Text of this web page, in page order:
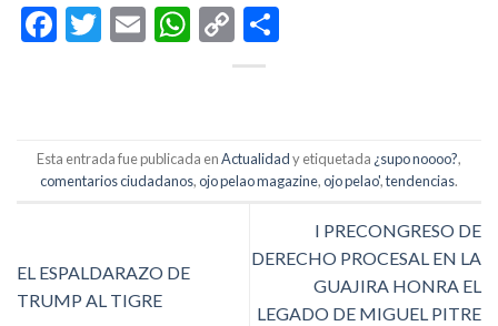
Facebook
Twitter
EmailWhatsApp
Copy
Link
Esta entrada fue publicada enActualidady etiquetada ¿supo noooo?,
comentarios ciudadanos,ojo pelao magazine,ojo pelao',tendencias.
EL ESPALDARAZO DE
TRUMP AL TIGRE
I PRECONGRESO DE
DERECHO PROCESAL EN LA
GUAJIRA HONRA EL
LEGADO DE MIGUEL PITRE